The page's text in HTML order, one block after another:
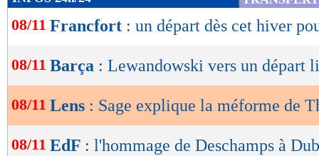
Rappelons que Thauvin ne figure pas dans la
sélectionneur Didier Deschamps jeudi (voir
Lu 12.105 fois- Eric Bethsy -
de
lecture
OK
08/11 Francfort : un départ dès cet hiver
08/11 Barça : Lewandowski vers un départ
08/11 Lens : Sage explique la méforme de
08/11 EdF : l'hommage de Deschamps à